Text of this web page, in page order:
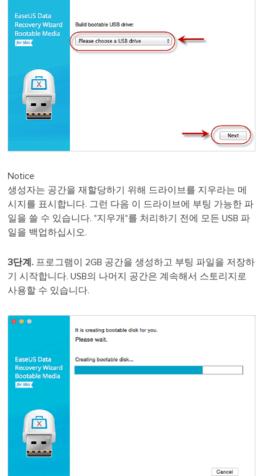
Notice
생성자는 공간을 재할당하기 위해 드라이브를 지우라는 메
시지를 표시합니다. 그런 다음 이 드라이브에 부팅 가능한 파
일을 쓸 수 있습니다. "지우개"를 처리하기 전에 모든 USB 파
일을 백업하십시오.
3단계. 프로그램이 2GB 공간을 생성하고 부팅 파일을 저장하
기 시작합니다. USB의 나머지 공간은 계속해서 스토리지로
사용할 수 있습니다.